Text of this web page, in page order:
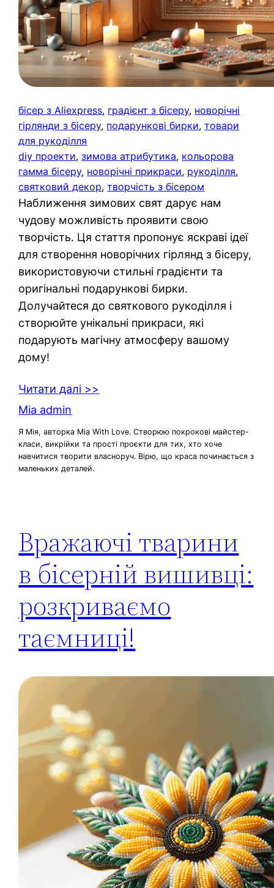
бісер з Aliexpress, градієнт з бісеру, новорічні
гірлянди з бісеру, подарункові бирки, товари
для рукоділля
diy проекти, зимова атрибутика, кольорова
гамма бісеру, новорічні прикраси, рукоділля
святковий декор, творчість з бісером
Наближення зимових свят дарує нам
чудову можливість проявити свою
творчість. Ця стаття пропонує яскраві ідеї
для створення новорічних гірлянд з бісеру,
використовуючи стильні градієнти та
оригінальні подарункові бирки.
Долучайтеся до святкового рукоділля і
створюйте унікальні прикраси, які
подарують магічну атмосферу вашому
дому!
Читати далі >>
Mia admin
Я Мія, авторка Mia With Love. Створюю покрокові майстер-
класи, викрійки та прості проєкти для тих, хто хоче
навчитися творити власноруч. Вірю, що краса починається з
маленьких деталей.
Вражаючі тварини
в бісерній вишивці:
розкриваємо
таємниці!